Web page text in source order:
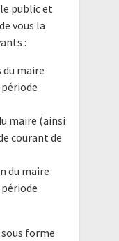
public et
vous la
:
maire
maire (ainsi
courant de
du maire
forme